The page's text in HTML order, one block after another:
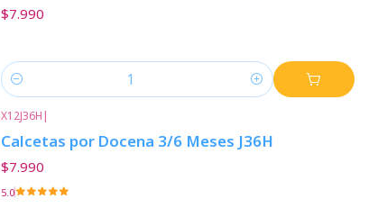
$7.990
Cantidad
X12J36H |
Calcetas por Docena 3/6 Meses J36H
$7.990
5.0